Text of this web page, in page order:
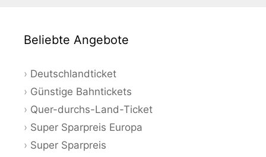
Beliebte Angebote
Deutschlandticket
Günstige Bahntickets
Quer-durchs-Land-Ticket
Super Sparpreis Europa
Super Sparpreis